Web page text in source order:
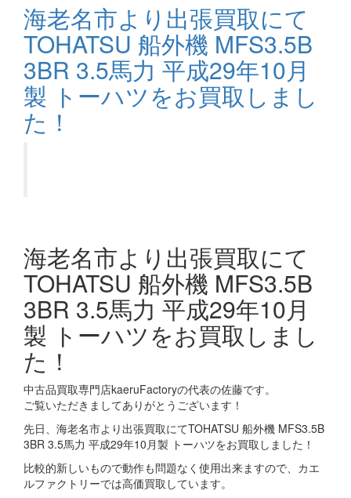
海老名市より出張買取にて
TOHATSU 船外機 MFS3.5B
3BR 3.5馬力 平成29年10月
製 トーハツをお買取しまし
た！
海老名市より出張買取にて
TOHATSU 船外機 MFS3.5B
3BR 3.5馬力 平成29年10月
製 トーハツをお買取しまし
た！
中古品買取専門店kaeruFactoryの代表の佐藤です。
ご覧いただきましてありがとうございます！
先日、海老名市より出張買取にてTOHATSU 船外機 MFS3.5B
3BR 3.5馬力 平成29年10月製 トーハツをお買取しました！
比較的新しいもので動作も問題なく使用出来ますので、カエ
ルファクトリーでは高価買取しています。